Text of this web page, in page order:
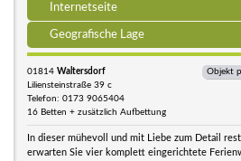
Internetseite
Geografische Lage
01814 Waltersdorf
Liliensteinstraße 39 c
Telefon: 0173 9065404
16 Betten + zusätzlich Aufbettung
Objekt
In dieser mühevoll und mit Liebe zum Detail
erwarten Sie vier komplett eingerichtete